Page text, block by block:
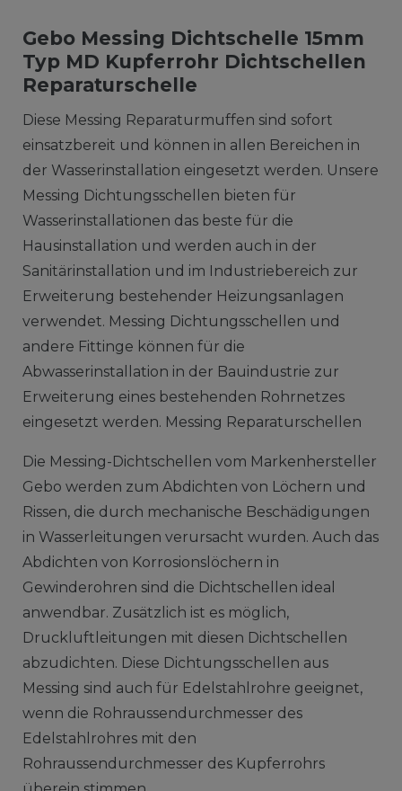
Gebo Messing Dichtschelle 15mm
Typ MD Kupferrohr Dichtschellen
Reparaturschelle
Diese Messing Reparaturmuffen sind sofort
einsatzbereit und können in allen Bereichen in
der Wasserinstallation eingesetzt werden. Unsere
Messing Dichtungsschellen bieten für
Wasserinstallationen das beste für die
Hausinstallation und werden auch in der
Sanitärinstallation und im Industriebereich zur
Erweiterung bestehender Heizungsanlagen
verwendet. Messing Dichtungsschellen und
andere Fittinge können für die
Abwasserinstallation in der Bauindustrie zur
Erweiterung eines bestehenden Rohrnetzes
eingesetzt werden. Messing Reparaturschellen
Die Messing-Dichtschellen vom Markenhersteller
Gebo werden zum Abdichten von Löchern und
Rissen, die durch mechanische Beschädigungen
in Wasserleitungen verursacht wurden. Auch das
Abdichten von Korrosionslöchern in
Gewinderohren sind die Dichtschellen ideal
anwendbar. Zusätzlich ist es möglich,
Druckluftleitungen mit diesen Dichtschellen
abzudichten. Diese Dichtungsschellen aus
Messing sind auch für Edelstahlrohre geeignet,
wenn die Rohraussendurchmesser des
Edelstahlrohres mit den
Rohraussendurchmesser des Kupferrohrs